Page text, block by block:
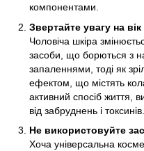
компонентами.
Звертайте увагу на вік
Чоловіча шкіра
засоби, що борються з
запаленнями, тоді як
ефектом, що містять
активний спосіб життя,
від забруднень і токсинів.
Не використовуйте
Хоча універсальна